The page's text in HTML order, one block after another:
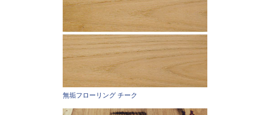
無垢フローリング チーク